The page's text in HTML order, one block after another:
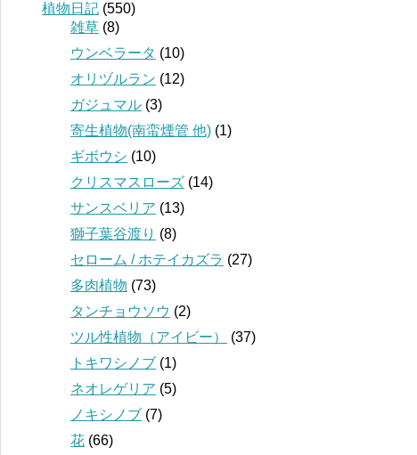
植物日記 (550)
雑草 (8)
ウンベラータ (10)
オリヅルラン (12)
ガジュマル (3)
寄生植物(南蛮煙管 他) (1)
ギボウシ (10)
クリスマスローズ (14)
サンスベリア (13)
獅子葉谷渡り (8)
セローム / ホテイカズラ (27)
多肉植物 (73)
タンチョウソウ (2)
ツル性植物（アイビー）
(37)
トキワシノブ (1)
ネオレゲリア (5)
ノキシノブ (7)
花 (66)